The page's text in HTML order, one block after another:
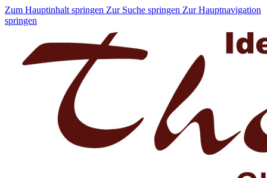
Zum Hauptinhalt springen Zur Suche springen Zur Hauptnavigation
springen